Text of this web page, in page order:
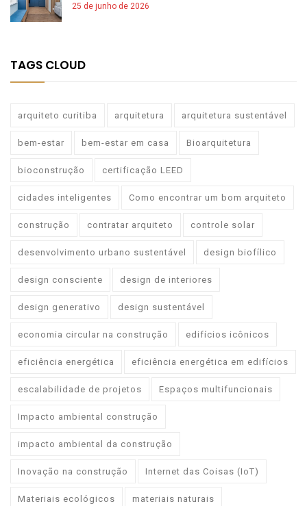
25 de junho de 2026
TAGS CLOUD
arquiteto curitiba arquitetura arquitetura sustentável
bem-estar bem-estar em casa Bioarquitetura
bioconstrução certificação LEED
cidades inteligentes Como encontrar um bom arquiteto
construção contratar arquiteto controle solar
desenvolvimento urbano sustentável design biofílico
design consciente design de interiores
design generativo design sustentável
economia circular na construção edifícios icônicos
eficiência energética eficiência energética em edifícios
escalabilidade de projetos Espaços multifuncionais
Impacto ambiental construção
impacto ambiental da construção
Inovação na construção Internet das Coisas (IoT)
Materiais ecológicos materiais naturais